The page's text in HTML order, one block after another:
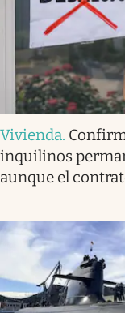
Vivienda.
inquilinos
aunque el